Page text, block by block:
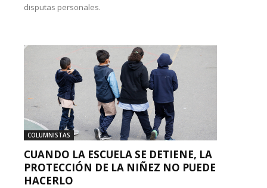
disputas personales.
COLUMNISTAS
CUANDO LA ESCUELA SE DETIENE, LA
PROTECCIÓN DE LA NIÑEZ NO PUEDE
HACERLO